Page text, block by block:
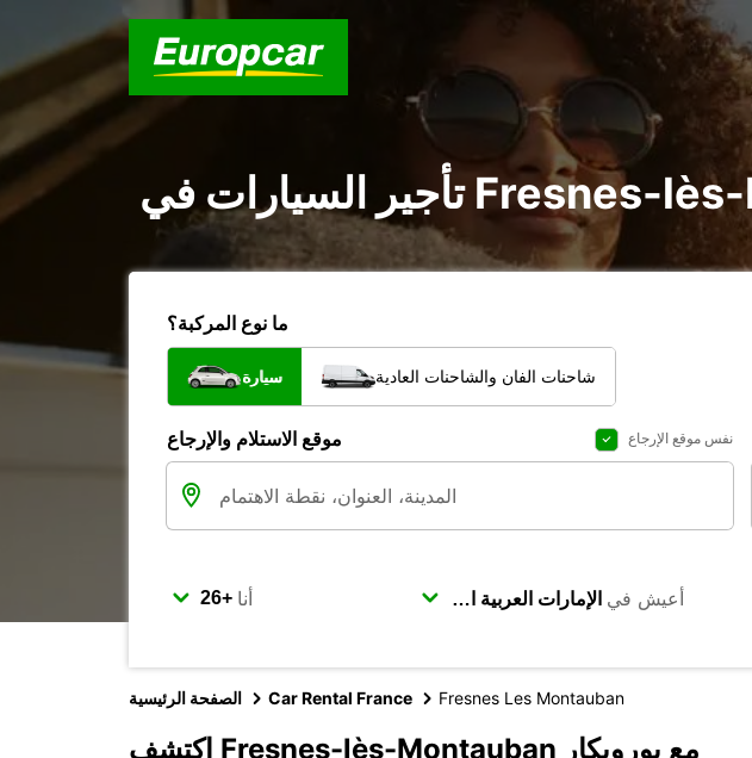
ما نوع المركبة؟
سيارة شاحنات الفان والشاحنات العادية
موقع الاستلام والإرجاع نفس موقع الإرجاع
أنا أعيش في
الصفحة الرئيسية Car Rental France Fresnes Les Montauban
اكتشف Fresnes-lès-Montauban مع يوروبكار